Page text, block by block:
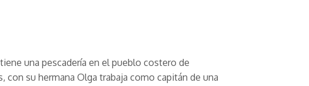
una pescadería en el pueblo costero de
con su hermana Olga trabaja como capitán de una